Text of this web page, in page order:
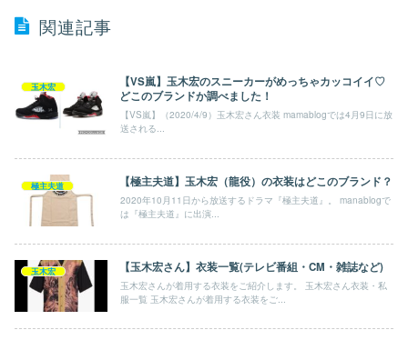
関連記事
玉木宏
【VS嵐】玉木宏のスニーカーがめっちゃカッコイイ♡
どこのブランドか調べました！
【VS嵐】（2020/4/9）玉木宏さん衣装 mamablogでは4月9日に放
送される...
極主夫道 【極主夫道】玉木宏（龍役）の衣装はどこのブランド？
2020年10月11日から放送するドラマ『極主夫道』。 manablogで
は『極主夫道』に出演...
玉木宏 【玉木宏さん】衣装一覧(テレビ番組・CM・雑誌など)
玉木宏さんが着用する衣装をご紹介します。 玉木宏さん衣装・私
服一覧 玉木宏さんが着用する衣装をご...